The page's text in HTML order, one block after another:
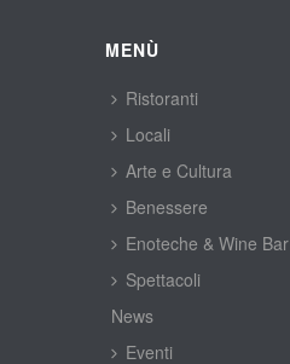
MENÙ
Ristoranti
Locali
Arte e Cultura
Benessere
Enoteche & Wine Bar
Spettacoli
New
Eventi